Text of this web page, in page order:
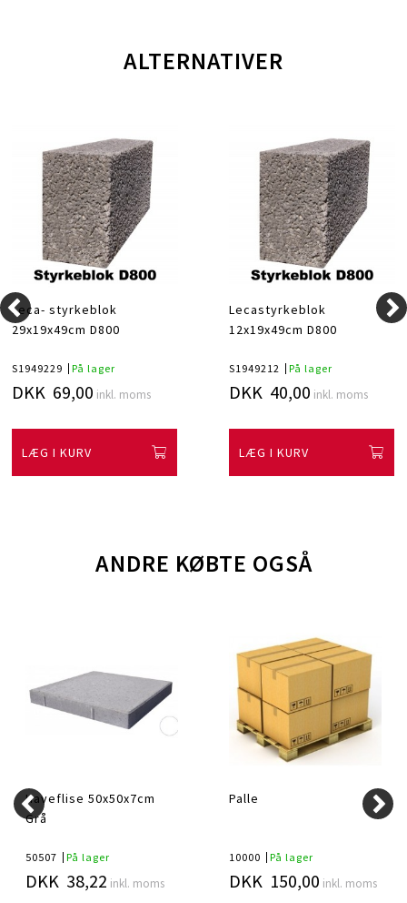
ALTERNATIVER
Leca- styrkeblok
29x19x49cm D800
S1949229 På lager
DKK 69,00 inkl. moms
LÆG I KURV
Lecastyrkeblok
12x19x49cm D800
S1949212 På lager
DKK 40,00 inkl. moms
LÆG I KURV
ANDRE KØBTE OGSÅ
Haveflise 50x50x7cm
Grå
50507 På lager
DKK 38,22 inkl. moms
Palle
10000 På lager
DKK 150,00 inkl. moms